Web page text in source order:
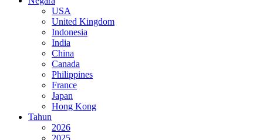
USA
United Kingdom
Indonesia
India
China
Canada
Philippines
France
Japan
Hong Kong
Tahun
2026
2025